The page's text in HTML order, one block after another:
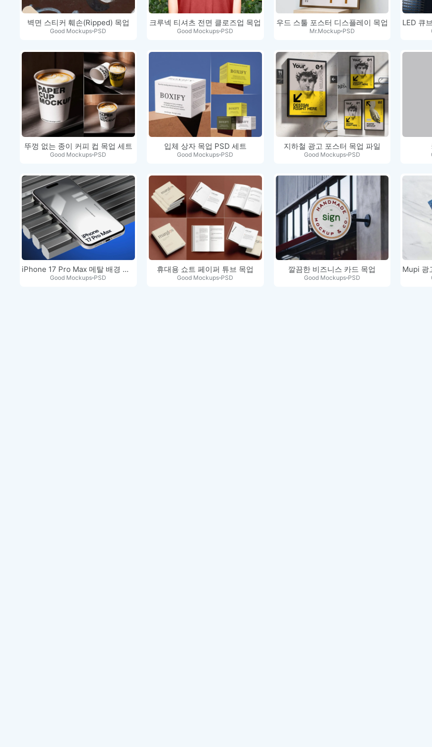
벽면 스티커 훼손(Ripped) 목업
Good Mockups PSD
크루넥 티셔츠 전면 클로즈업 목업
Good Mockups PSD
우드 스툴 포스터 디스플레이 목업
Mr.Mockup PSD
뚜껑 없는 종이 커피 컵 목업 세트
Good Mockups PSD
입체 상자 목업 PSD 세트
Good Mockups PSD
지하철 광고 포스터 목업 파일
Good Mockups PSD
iPhone 17 Pro Max 메탈 배경 디스…
Good Mockups PSD
휴대용 쇼트 페이퍼 튜브 목업
Good Mockups PSD
깔끔한 비즈니스 카드 목업
Good Mockups PSD